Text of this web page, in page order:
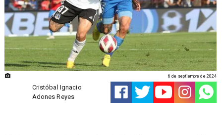
Cristóbal Ignacio
Adones Reyes
6 de septiembre de 2024